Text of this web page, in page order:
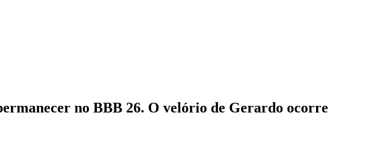
no BBB 26. O velório de Gerardo ocorre